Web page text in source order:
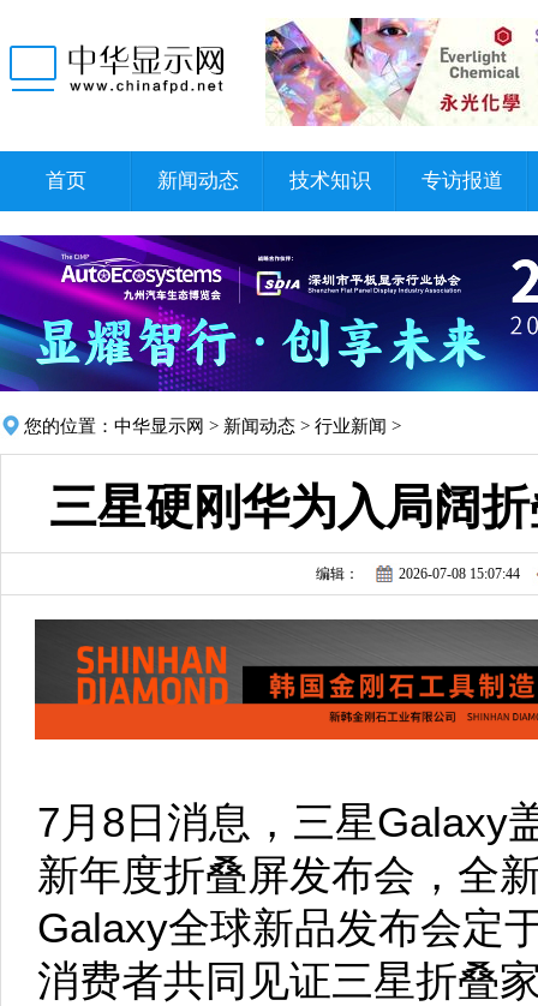
首页 新闻动态 技术知识 专访报道
您的位置： 中华显示网 > 新闻动态 > 行业新闻 >
三星硬刚华为入局阔
编辑： 2026-07-08 15:07:44
7月8日消息，三星Galaxy
新年度折叠屏发布会，全
Galaxy全球新品发布会定
消费者共同见证三星折叠